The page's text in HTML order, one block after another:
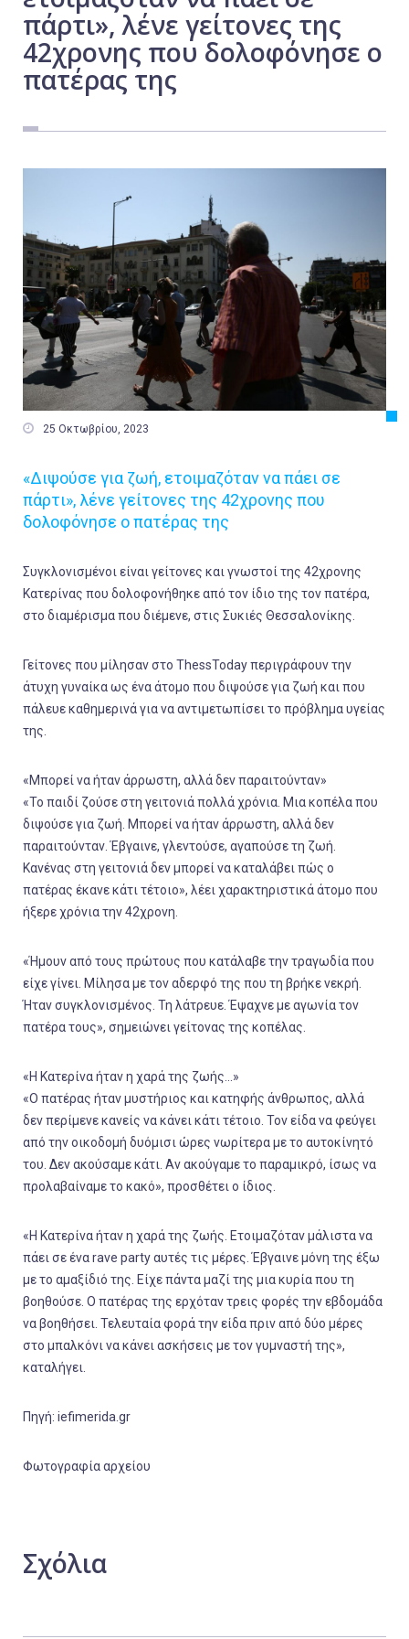
πάρτι», λένε γείτονες της
42χρονης που δολοφόνησε ο
πατέρας της
 25 Οκτωβρίου, 2023
«Διψούσε για ζωή, ετοιμαζόταν να πάει σε
πάρτι», λένε γείτονες της 42χρονης που
δολοφόνησε ο πατέρας της
Συγκλονισμένοι είναι γείτονες και γνωστοί της 42χρονης
Κατερίνας που δολοφονήθηκε από τον ίδιο της τον πατέρα,
στο διαμέρισμα που διέμενε, στις Συκιές Θεσσαλονίκης.
Γείτονες που μίλησαν στο ThessToday περιγράφουν την
άτυχη γυναίκα ως ένα άτομο που διψούσε για ζωή και που
πάλευε καθημερινά για να αντιμετωπίσει το πρόβλημα υγείας
της.
«Μπορεί να ήταν άρρωστη, αλλά δεν παραιτούνταν»
«Το παιδί ζούσε στη γειτονιά πολλά χρόνια. Μια κοπέλα που
διψούσε για ζωή. Μπορεί να ήταν άρρωστη, αλλά δεν
παραιτούνταν. Έβγαινε, γλεντούσε, αγαπούσε τη ζωή.
Κανένας στη γειτονιά δεν μπορεί να καταλάβει πώς ο
πατέρας έκανε κάτι τέτοιο», λέει χαρακτηριστικά άτομο που
ήξερε χρόνια την 42χρονη.
«Ήμουν από τους πρώτους που κατάλαβε την τραγωδία που
είχε γίνει. Μίλησα με τον αδερφό της που τη βρήκε νεκρή.
Ήταν συγκλονισμένος. Τη λάτρευε. Έψαχνε με αγωνία τον
πατέρα τους», σημειώνει γείτονας της κοπέλας.
«Η Κατερίνα ήταν η χαρά της ζωής...»
«Ο πατέρας ήταν μυστήριος και κατηφής άνθρωπος, αλλά
δεν περίμενε κανείς να κάνει κάτι τέτοιο. Τον είδα να φεύγει
από την οικοδομή δυόμισι ώρες νωρίτερα με το αυτοκίνητό
του. Δεν ακούσαμε κάτι. Αν ακούγαμε το παραμικρό, ίσως να
προλαβαίναμε το κακό», προσθέτει ο ίδιος.
«Η Κατερίνα ήταν η χαρά της ζωής. Ετοιμαζόταν μάλιστα να
πάει σε ένα rave party αυτές τις μέρες. Έβγαινε μόνη της έξω
με το αμαξίδιό της. Είχε πάντα μαζί της μια κυρία που τη
βοηθούσε. Ο πατέρας της ερχόταν τρεις φορές την εβδομάδα
να βοηθήσει. Τελευταία φορά την είδα πριν από δύο μέρες
στο μπαλκόνι να κάνει ασκήσεις με τον γυμναστή της»,
καταλήγει.
Πηγή: iefimerida.gr
Φωτογραφία αρχείου
Σχόλια
Εργασία
Ελλάδα
Πολιτική
Αθλητικά
Αστυνομικό Δελτίο